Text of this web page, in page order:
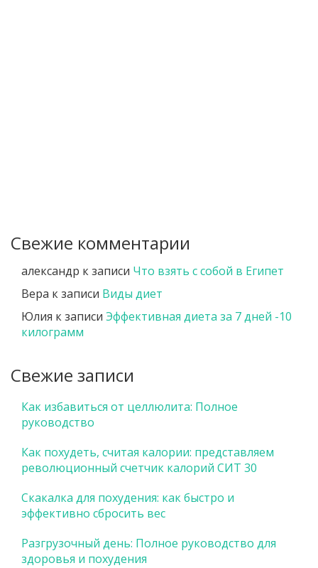
Свежие комментарии
александр к записи Что взять с собой в Египет
Вера к записи Виды диет
Юлия к записи Эффективная диета за 7 дней -10
килограмм
Свежие записи
Как избавиться от целлюлита: Полное
руководство
Как похудеть, считая калории: представляем
революционный счетчик калорий СИТ 30
Скакалка для похудения: как быстро и
эффективно сбросить вес
Разгрузочный день: Полное руководство для
здоровья и похудения